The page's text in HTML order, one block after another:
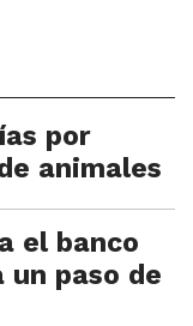
por
animales
el banco
un paso de